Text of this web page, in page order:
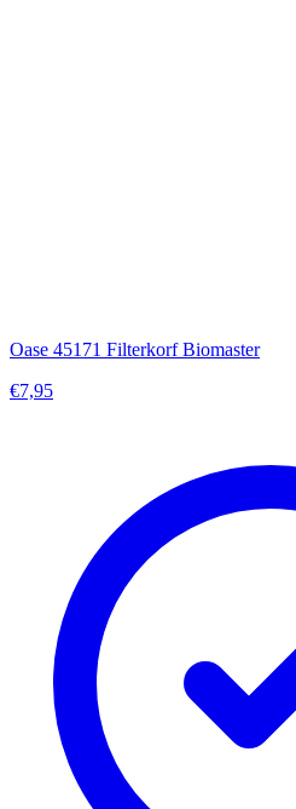
Oase 45171 Filterkorf Biomaster
€7,95